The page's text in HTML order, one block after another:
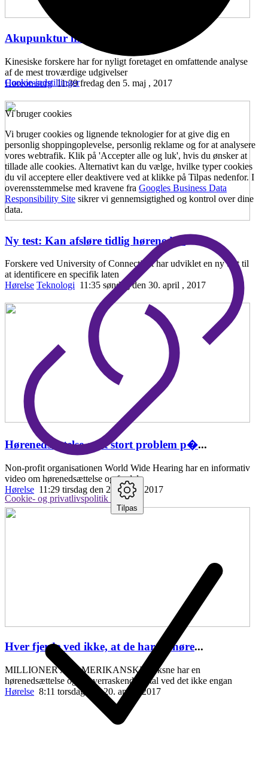
Akupunktur mod hørenedsættelse
Kinesiske forskere har for nyligt foretaget en omfattende analyse
af de mest troværdige udgivelser
Høreomsorg 11:39 fredag den 5. maj , 2017
Ny test: Kan afsløre tidlig hørenedsæ
Forskere ved University of Connecticut har udviklet en ny test til
at identificere en specifik laten
Hørelse Teknologi 11:35 søndag den 30. april , 2017
Hørenedsættelse er et stort problem p�...
Non-profit organisationen World Wide Hearing har en informativ
video om hørenedsættelse og fordele
Hørelse 11:29 tirsdag den 25. april , 2017
Hver fjerde ved ikke, at de har en høre...
MILLIONER AF AMERIKANSKE voksne har en
hørenedsættelse og et overraskende antal ved det ikke engan
Hørelse 8:11 torsdag den 20. april , 2017
Cookie-indstillinger
Vi bruger cookies
Vi bruger cookies og lignende teknologier for at give dig en
personlig shoppingoplevelse, personlig reklame og for at analysere
vores webtrafik. Klik på 'Accepter alle og luk', hvis du ønsker at
tillade alle cookies. Alternativt kan du vælge, hvilke typer cookies
du vil acceptere eller deaktivere ved at klikke på Tilpas nedenfor. I
overensstemmelse med kravene fra Googles Business Data
Responsibility Site sikrer vi gennemsigtighed og kontrol over dine
data.
Cookie- og privatlivspolitik
Tilpas